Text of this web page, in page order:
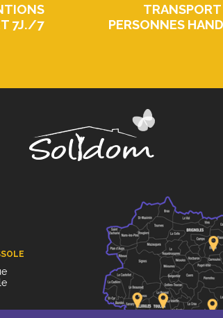
7J./7
TRANSPORT
PERSONNES